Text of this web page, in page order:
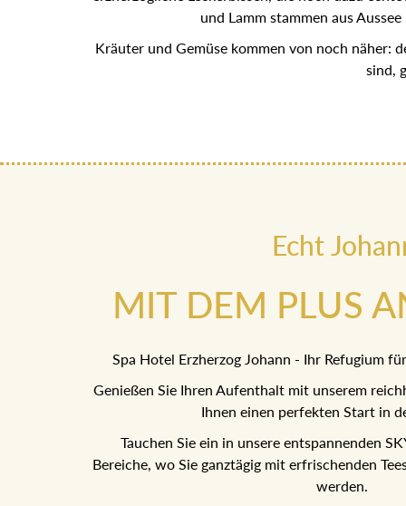
und Lamm stammen aus
Kräuter und Gemüse kommen von noch näher:
sind,
Echt
MIT DEM PLUS
Spa Hotel Erzherzog Johann - Ihr Refugium
Genießen Sie Ihren Aufenthalt mit unserem
Ihnen einen perfekten Start in
Tauchen Sie ein in unsere entspannenden
Bereiche, wo Sie ganztägig mit erfrischenden
werden.